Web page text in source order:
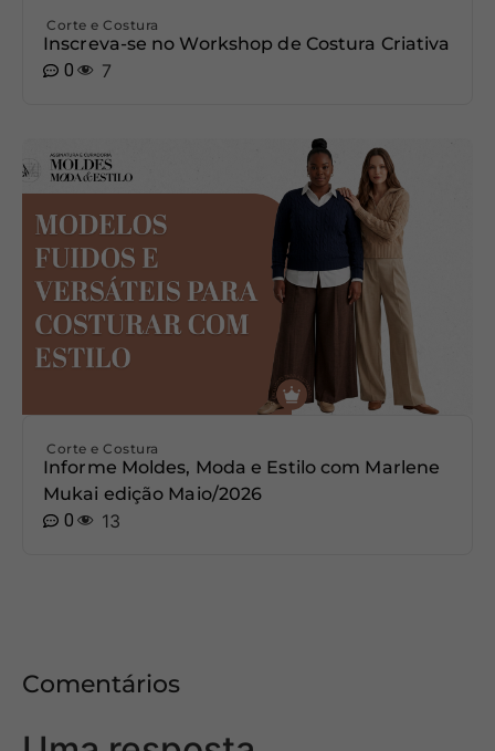
Corte e Costura
Inscreva-se no Workshop de Costura Criativa
0
7
Corte e Costura
Informe Moldes, Moda e Estilo com Marlene
Mukai edição Maio/2026
0
13
Comentários